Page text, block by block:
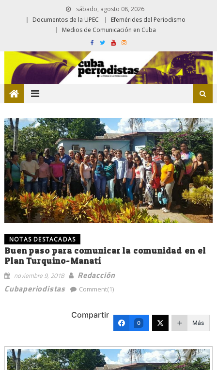
sábado, agosto 08, 2026
Documentos de la UPEC
Efemérides del Periodismo
Medios de Comunicación en Cuba
NOTAS DESTACADAS
Buen paso para comunicar la comunidad en el
Plan Turquino-Manatí
noviembre 9, 2018
Redacción
Cubaperiodistas
Comment(1)
Compartir
0 Más